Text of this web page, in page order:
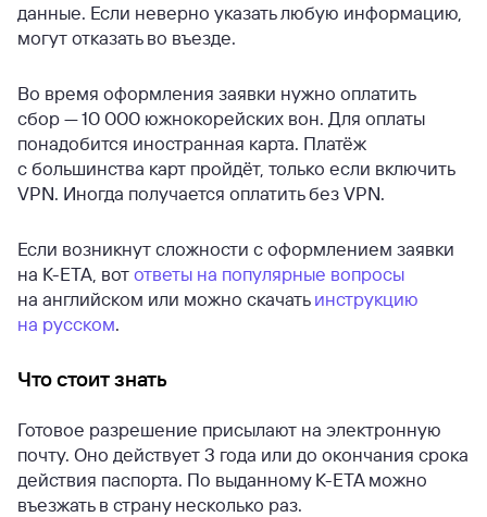
данные. Если неверно указать любую информацию,
могут отказать во въезде.
Во время оформления заявки нужно оплатить
сбор — 10 000 южнокорейских вон. Для оплаты
понадобится иностранная карта. Платёж
с большинства карт пройдёт, только если включить
VPN. Иногда получается оплатить без VPN.
Если возникнут сложности с оформлением заявки
на К-ЕТА, вотответы на популярные вопросы
на английском или можно скачатьинструкцию
на русском.
Что стоит знать
Готовое разрешение присылают на электронную
почту. Оно действует 3 года или до окончания срока
действия паспорта. По выданному K-ETA можно
въезжать в страну несколько раз.